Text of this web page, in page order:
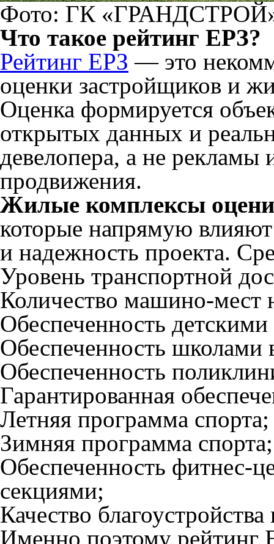
Фото: ГК
Что такое рейтинг ЕРЗ?
Рейтинг ЕРЗ — это
оценки застройщиков и
Оценка формируется
открытых данных и
девелопера, а не рекламы
продвижения.
Жилые комплексы
которые напрямую
и надежность проекта.
Уровень транспортной
Количество машино-мест
Обеспеченность
Обеспеченность школами
Обеспеченность
Гарантированная
Летняя программа спорта;
Зимняя программа спорта;
Обеспеченность фитнес-
секциями;
Качество
Именно поэтому рейтинг